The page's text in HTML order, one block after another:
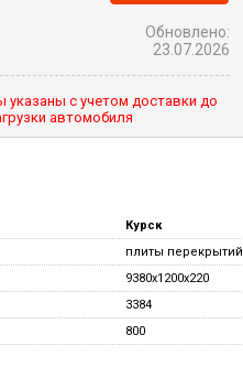
Обновлено:
23.07.2026
указаны с учетом доставки до
автомобиля
Курск
плиты перекрытий
9380x1200x220
3384
800